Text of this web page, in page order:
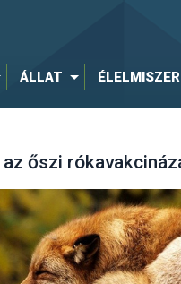
ÁLLAT ÉLELMISZER
őszi